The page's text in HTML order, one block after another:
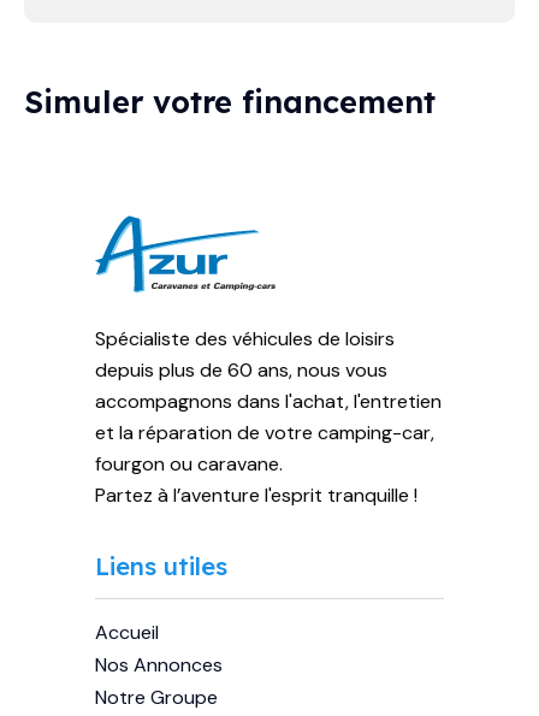
Simuler votre financement
Spécialiste des véhicules de loisirs
depuis plus de 60 ans, nous vous
accompagnons dans l'achat, l'entretien
et la réparation de votre camping-car,
fourgon ou caravane.
Partez à l’aventure l'esprit tranquille !
Liens utiles
Accueil
Nos Annonces
Notre Groupe